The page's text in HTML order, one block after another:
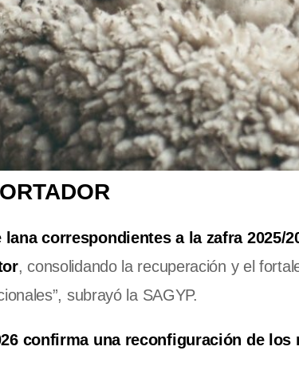
correspondientes a la zafra 2025/
, consolidando la recuperación y el
subrayó la SAGYP.
confirma una reconfiguración de los